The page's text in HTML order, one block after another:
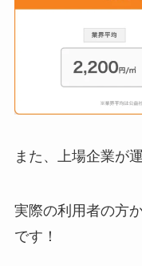
また、上場企業が
実際の利用者の方
です！